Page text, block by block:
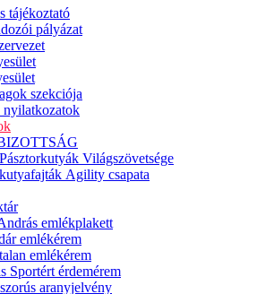
tájékoztató
pályázat
szekciója
nyilatkozatok
Világszövetsége
Agility csapata
emlékplakett
emlékérem
emlékérem
Sportért érdemérem
aranyjelvény